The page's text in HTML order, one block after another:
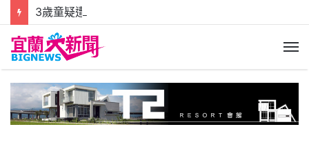
3歲童疑遭母親男友施暴.生父報警驗傷